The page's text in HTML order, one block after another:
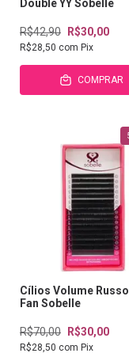
Double YY Sobelle
R$42,90 R$30,00
R$28,50 com Pix
COMPRAR
Cílios Volume
Fan Sobelle
R$70,00 R$30,00
R$28,50 com Pix